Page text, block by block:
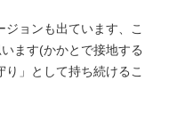
ジョンも出ています、こ
ます(かかとで接地する
」として持ち続けるこ